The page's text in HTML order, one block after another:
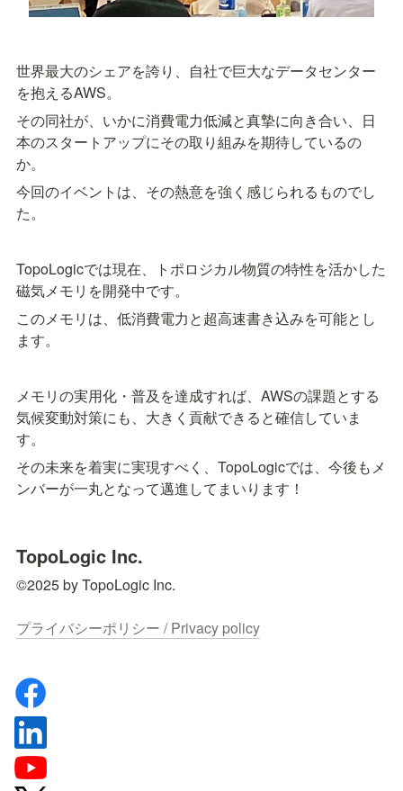
世界最大のシェアを誇り、自社で巨大なデータセンター
を抱えるAWS。
その同社が、いかに消費電力低減と真摯に向き合い、日
本のスタートアップにその取り組みを期待しているの
か。
今回のイベントは、その熱意を強く感じられるものでし
た。
TopoLogicでは現在、トポロジカル物質の特性を活かした
磁気メモリを開発中です。
このメモリは、低消費電力と超高速書き込みを可能とし
ます。
メモリの実用化・普及を達成すれば、AWSの課題とする
気候変動対策にも、大きく貢献できると確信していま
す。
その未来を着実に実現すべく、TopoLogicでは、今後もメ
ンバーが一丸となって邁進してまいります！
TopoLogic Inc.
©2025 by TopoLogic Inc.
プライバシーポリシー / Privacy policy